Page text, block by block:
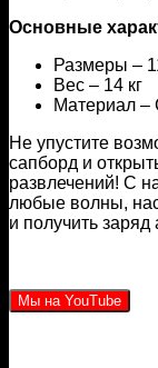
Основные
Размеры –
Вес – 14 кг
Материал –
Не упустите
сапборд и
развлечений! С
любые волны,
и получить
Мы на YouTube